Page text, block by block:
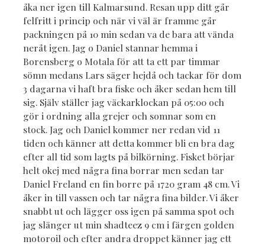
åka ner igen till Kalmarsund. Resan upp ditt går
felfritt i princip och när vi väl är framme går
packningen på 10 min sedan va de bara att vända
neråt igen. Jag o Daniel stannar hemma i
Borensberg o Motala för att ta ett par timmar
sömn medans Lars säger hejdå och tackar för dom
3 dagarna vi haft bra fiske och åker sedan hem till
sig. Själv ställer jag väckarklockan på 05:00 och
gör i ordning alla grejer och somnar som en
stock. Jag och Daniel kommer ner redan vid 11
tiden och känner att detta kommer bli en bra dag
efter all tid som lagts på bilkörning. Fisket börjar
helt okej med några fina borrar men sedan tar
Daniel Freland en fin borre på 1720 gram 48 cm. Vi
åker in till vassen och tar några fina bilder. Vi åker
snabbt ut och lägger oss igen på samma spot och
jag slänger ut min shadteez 9 cm i färgen golden
motoroil och efter andra droppet känner jag ett